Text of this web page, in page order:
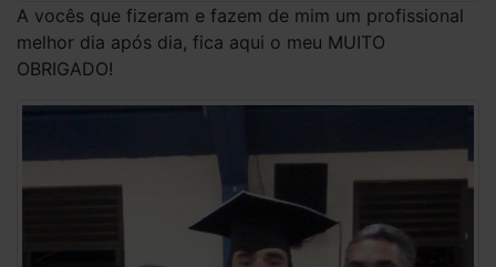
A vocês que fizeram e fazem de mim um profissional
melhor dia após dia, fica aqui o meu MUITO
OBRIGADO!